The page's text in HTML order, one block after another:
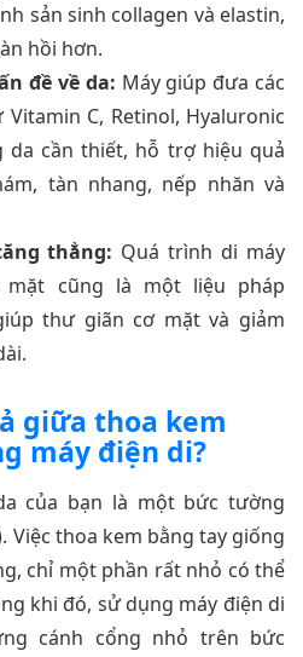
sản sinh collagen và elastin,
hồi hơn.
đề về da: Máy giúp đưa các
C, Retinol, Hyaluronic
da cần thiết, hỗ trợ hiệu quả
tàn nhang, nếp nhăn và
thẳng: Quá trình di máy
cũng là một liệu pháp
thư giãn cơ mặt và giảm
giữa thoa kem
máy điện di?
của bạn là một bức tường
Việc thoa kem bằng tay giống
chỉ một phần rất nhỏ có thể
khi đó, sử dụng máy điện di
cánh cổng nhỏ trên bức